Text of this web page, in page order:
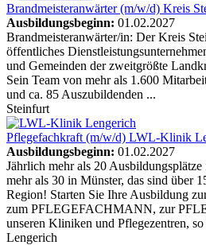
Brandmeisteranwärter (m/w/d) Kreis
Ausbildungsbeginn: 01.02.2027
Brandmeisteranwärter/in: Der Kreis
öffentliches
und Gemeinden der zweitgrößte
Sein Team von mehr als 1.600
und ca. 85 Auszubildenden ...
Steinfurt
Pflegefachkraft (m/w/d) LWL-Klinik
Ausbildungsbeginn: 01.02.2027
Jährlich mehr als 20
mehr als 30 in Münster, das sind über
Region! Starten Sie Ihre Ausbildung
zum PFLEGEFACHMANN, zur
unseren Kliniken und Pflegezentren,
Lengerich